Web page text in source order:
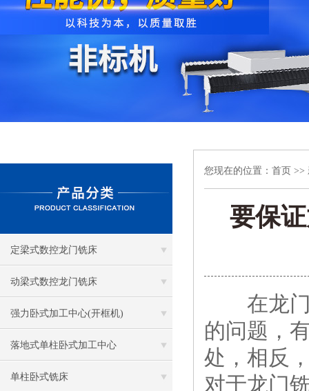
定梁式数控龙门铣床
动梁式数控龙门铣床
强力卧式加工中心(开框机)
落地式单柱卧式加工中心
单柱卧式铣床
您现在的位置： 首页 >>
要保
在龙门
的问题，
处，相反
对于龙门